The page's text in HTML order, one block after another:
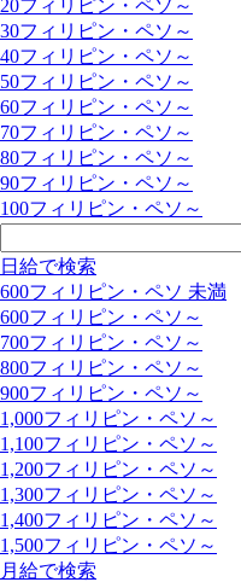
20フィリピン・ペソ～
30フィリピン・ペソ～
40フィリピン・ペソ～
50フィリピン・ペソ～
60フィリピン・ペソ～
70フィリピン・ペソ～
80フィリピン・ペソ～
90フィリピン・ペソ～
100フィリピン・ペソ～
日給で検索
600フィリピン・ペソ 未満
600フィリピン・ペソ～
700フィリピン・ペソ～
800フィリピン・ペソ～
900フィリピン・ペソ～
1,000フィリピン・ペソ～
1,100フィリピン・ペソ～
1,200フィリピン・ペソ～
1,300フィリピン・ペソ～
1,400フィリピン・ペソ～
1,500フィリピン・ペソ～
月給で検索